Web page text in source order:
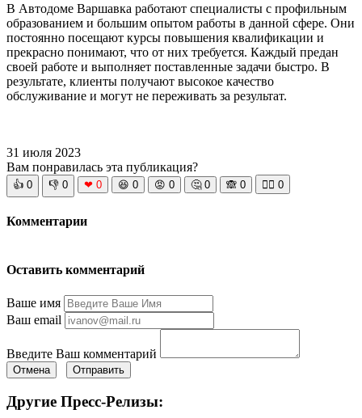
В Автодоме Варшавка работают специалисты с профильным
образованием и большим опытом работы в данной сфере. Они
постоянно посещают курсы повышения квалификации и
прекрасно понимают, что от них требуется. Каждый предан
своей работе и выполняет поставленные задачи быстро. В
результате, клиенты получают высокое качество
обслуживание и могут не переживать за результат.
31 июля 2023
Вам понравилась эта публикация?
👍 0 👎 0 ❤ 0 😆 0 😡 0 🤔 0 🙈 0 🧘‍♀️ 0
Комментарии
Оставить комментарий
Ваше имя
Ваш email
Введите Ваш комментарий
Отмена Отправить
Другие Пресс-Релизы: